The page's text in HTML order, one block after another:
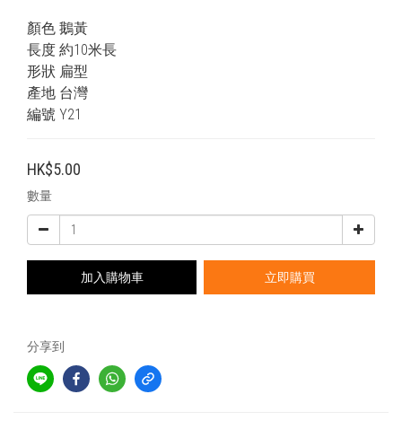
顏色 鵝黃
長度 約10米長
形狀 扁型
產地 台灣
編號 Y21
HK$5.00
數量
加入購物車 立即購買
分享到